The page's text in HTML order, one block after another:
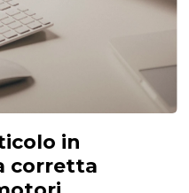
in
corretta